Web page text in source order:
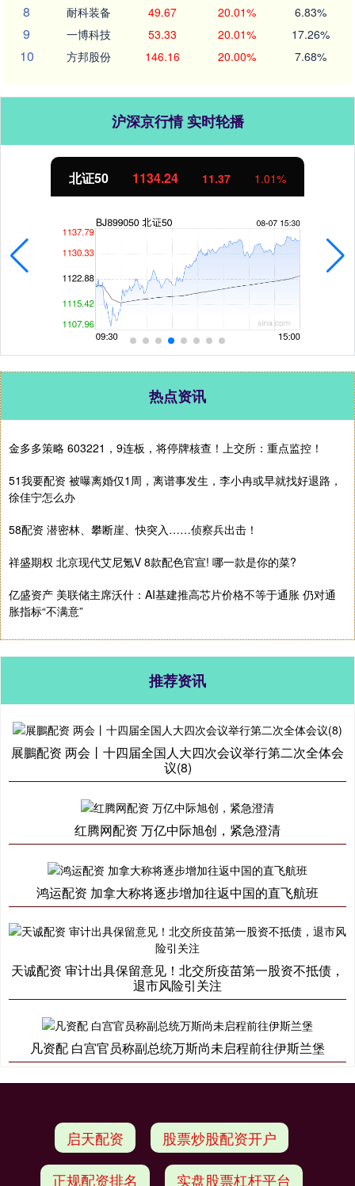
8 耐科装备 49.67 20.01% 6.83%
9 一博科技 53.33 20.01% 17.26%
10 方邦股份 146.16 20.00% 7.68%
沪深京行情 实时轮播
北证50 1134.24 11.37 1.01%
热点资讯
金多多策略 603221，9连板，将停牌核查！上交所：重点监控！
51我要配资 被曝离婚仅1周，离谱事发生，李小冉或早就找好退路，
徐佳宁怎么办
58配资 潜密林、攀断崖、快突入……侦察兵出击！
祥盛期权 北京现代艾尼氪V 8款配色官宣! 哪一款是你的菜?
亿盛资产 美联储主席沃什：AI基建推高芯片价格不等于通胀 仍对通
胀指标“不满意”
推荐资讯
展鵬配资 两会丨十四届全国人大四次会议举行第二次全体会
议(8)
红腾网配资 万亿中际旭创，紧急澄清
鸿运配资 加拿大称将逐步增加往返中国的直飞航班
天诚配资 审计出具保留意见！北交所疫苗第一股资不抵债，
退市风险引关注
凡资配 白宫官员称副总统万斯尚未启程前往伊斯兰堡
启天配资 股票炒股配资开户
正规配资排名 实盘股票杠杆平台